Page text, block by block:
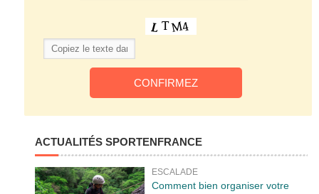
ACTUALITÉS SPORTENFRANCE
ESCALADE
Comment bien organiser votre